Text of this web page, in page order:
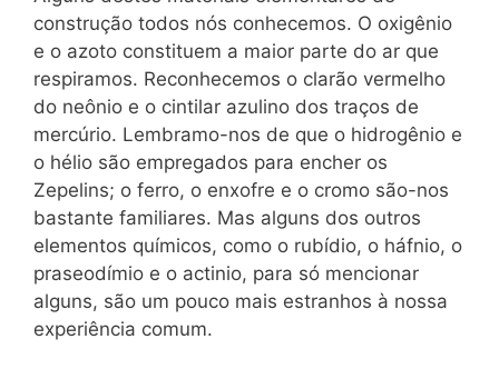
construção todos nós conhecemos. O oxigênio
e o azoto constituem a maior parte do ar que
respiramos. Reconhecemos o clarão vermelho
do neônio e o cintilar azulino dos traços de
mercúrio. Lembramo-nos de que o hidrogênio e
o hélio são empregados para encher os
Zepelins; o ferro, o enxofre e o cromo são-nos
bastante familiares. Mas alguns dos outros
elementos químicos, como o rubídio, o háfnio, o
praseodímio e o actinio, para só mencionar
alguns, são um pouco mais estranhos à nossa
experiência comum.